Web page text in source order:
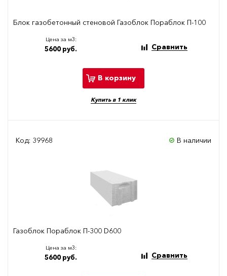
Блок газобетонный стеновой Газоблок Пораблок П-100
Цена за м3:
5600 руб. Сравнить
В корзину
Купить в 1 клик
Код: 39968 В наличии
Газоблок Пораблок П-300 D600
Цена за м3:
5600 руб. Сравнить